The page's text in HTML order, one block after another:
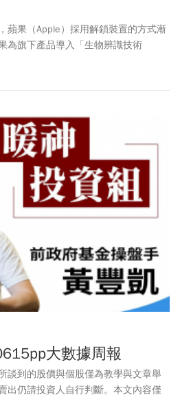
蘋果（Apple）採用解鎖裝置的方式漸
為旗下產品導入「生物辨識技術
、iPad、MacBook上使用的「
過感測器偵測心跳來解鎖裝置，如
大數據周報
談到的股價與個股僅為教學與文章舉
出仍請投資人自行判斷。本文內容僅